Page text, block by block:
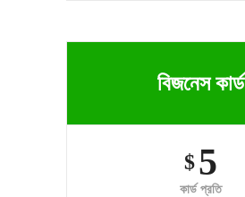
বিজনেস কার্ড
$ 5
কার্ড প্রতি